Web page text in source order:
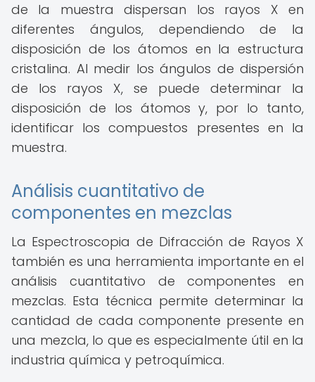
de la muestra dispersan los rayos X en
diferentes ángulos, dependiendo de la
disposición de los átomos en la estructura
cristalina. Al medir los ángulos de dispersión
de los rayos X, se puede determinar la
disposición de los átomos y, por lo tanto,
identificar los compuestos presentes en la
muestra.
Análisis cuantitativo de
componentes en mezclas
La Espectroscopia de Difracción de Rayos X
también es una herramienta importante en el
análisis cuantitativo de componentes en
mezclas. Esta técnica permite determinar la
cantidad de cada componente presente en
una mezcla, lo que es especialmente útil en la
industria química y petroquímica.